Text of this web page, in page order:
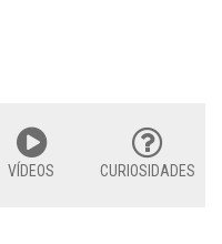
VÍDEOS CURIOSIDADES